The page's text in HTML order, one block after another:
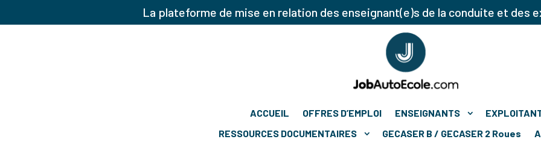
La plateforme de mise en relation des enseignant(e)s de la conduite et des
ACCUEIL OFFRES D’EMPLOI ENSEIGNANTS
RESSOURCES DOCUMENTAIRES
GECASER B / GECASER 2 Roues